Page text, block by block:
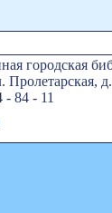
городская
Пролетарская,
- 84 - 11